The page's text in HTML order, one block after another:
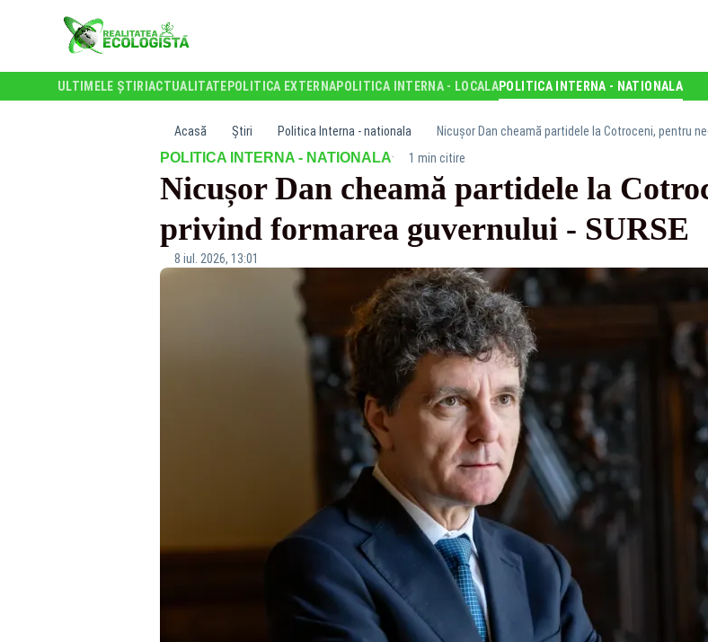
ULTIMELE ȘTIRI ACTUALITATE POLITICA EXTERNAPOLITICA INTERNA - LOCALAPOLITICA INTERNA - NATIONALA
Acasă Știri Politica Interna - nationala Nicușor Dan cheamă partidele la Cotroceni, pentru
POLITICA INTERNA - NATIONALA· 1 min citire
Nicușor Dan cheamă partidele la
privind formarea guvernului - SURSE
8 iul. 2026, 13:01